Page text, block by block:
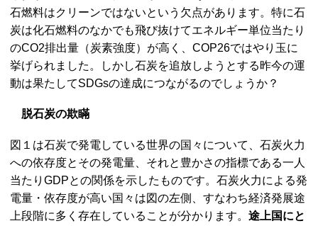
石燃料はクリーンではないという欠点があります。特に石
炭は化石燃料のなかでも飛び抜けてエネルギー単位当たり
のCO2排出量（炭素強度）が高く、COP26ではやり玉に
挙げられました。しかし石炭を追放しようとする昨今の運
動は果たしてSDGsの達成につながるのでしょうか？
脱石炭の欺瞞
図１は石炭で発電している世界の国々について、石炭火力
への依存度とその発電量、それと豊かさの指標である一人
当たりGDPとの関係を示したものです。石炭火力による発
電量・依存度が高い国々は図の左側、すなわち経済発展途
上段階に多く存在していることが分かります。 途上国にと